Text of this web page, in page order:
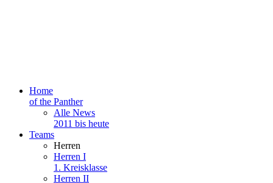
Home
of the Panther
Alle News
2011 bis heute
Teams
Herren
Herren I
1. Kreisklasse
Herren II